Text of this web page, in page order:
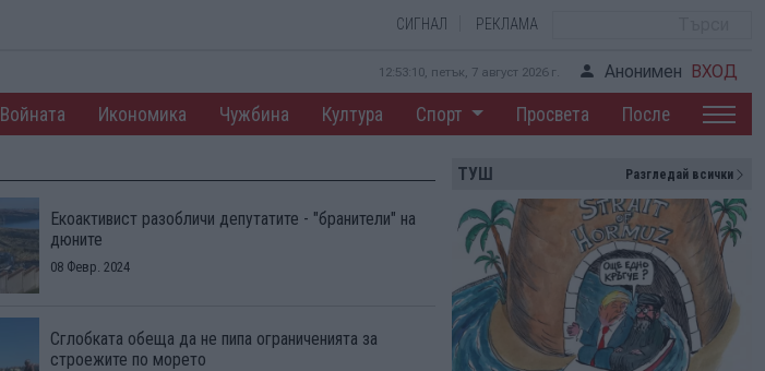
СИГНАЛ РЕКЛАМА
12:53:11, петък, 7 август 2026 г. Анонимен ВХОД
Войната Икономика Чужбина Култура Спорт Просвета После
Екоактивист разобличи депутатите - "бранители" на
дюните
08 Февр. 2024
Сглобката обеща да не пипа ограниченията за
строежите по морето
ТУШ Разгледай всички